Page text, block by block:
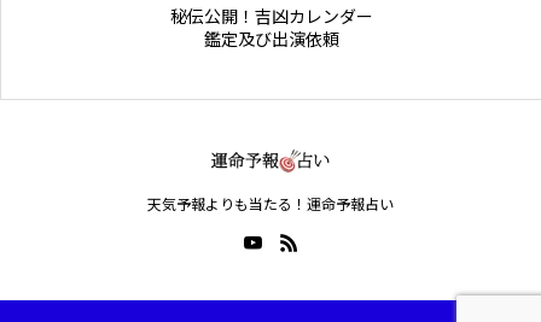
秘伝公開！吉凶カレンダー
鑑定及び出演依頼
天気予報よりも当たる！運命予報占い